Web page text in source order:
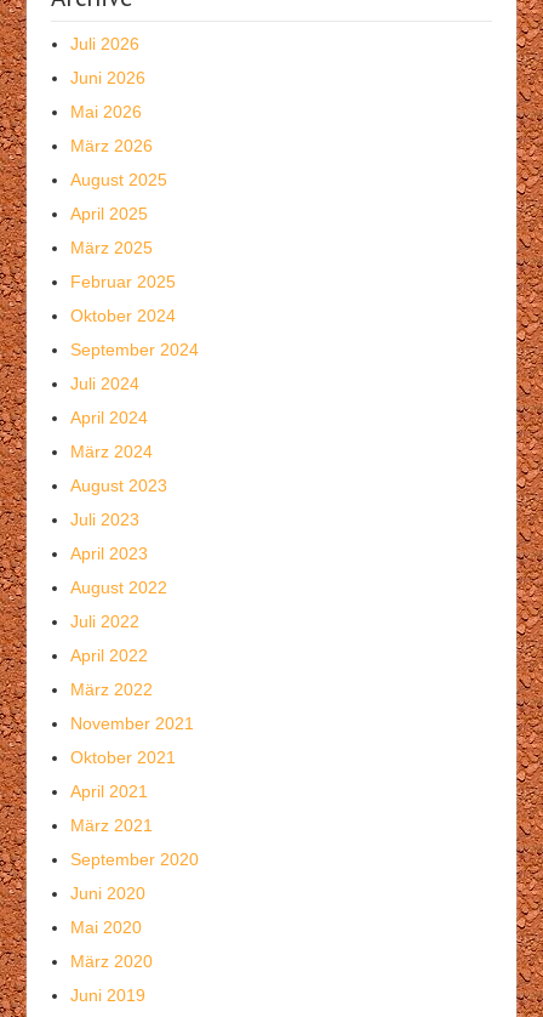
Juli 2026
Juni 2026
Mai 2026
März 2026
August 2025
April 2025
März 2025
Februar 2025
Oktober 2024
September 2024
Juli 2024
April 2024
März 2024
August 2023
Juli 2023
April 2023
August 2022
Juli 2022
April 2022
März 2022
November 2021
Oktober 2021
April 2021
März 2021
September 2020
Juni 2020
Mai 2020
März 2020
Juni 2019